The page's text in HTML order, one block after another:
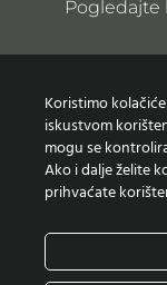
Pogledajte
Prijavi se
Koristimo
iskustvom
mogu se
Ako i dalje želite
prihvaćate